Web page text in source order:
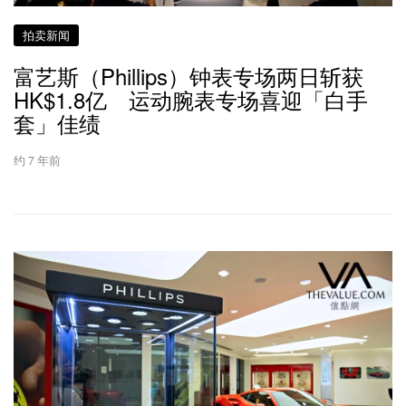
拍卖新闻
富艺斯（Phillips）钟表专场两日斩获
HK$1.8亿 运动腕表专场喜迎「白手
套」佳绩
约 7 年前